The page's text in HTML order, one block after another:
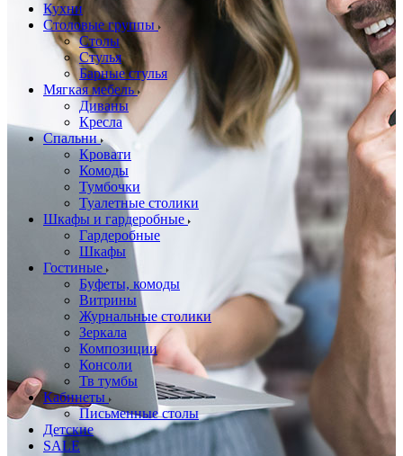
Кухни
Столовые группы
Столы
Стулья
Барные стулья
Мягкая мебель
Диваны
Кресла
Спальни
Кровати
Комоды
Тумбочки
Туалетные столики
Шкафы и гардеробные
Гардеробные
Шкафы
Гостиные
Буфеты, комоды
Витрины
Журнальные столики
Зеркала
Композиции
Консоли
Тв тумбы
Кабинеты
Письменные столы
Детские
SALE